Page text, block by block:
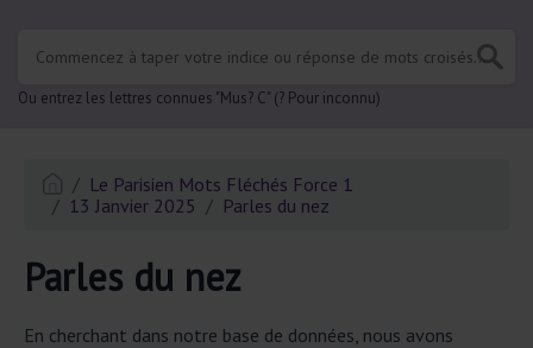
Ou entrez les lettres connues "Mus? C" (? Pour inconnu)
Le Parisien Mots Fléchés Force 1
13 Janvier 2025
Parles du nez
Parles du nez
En cherchant dans notre base de données, nous avons